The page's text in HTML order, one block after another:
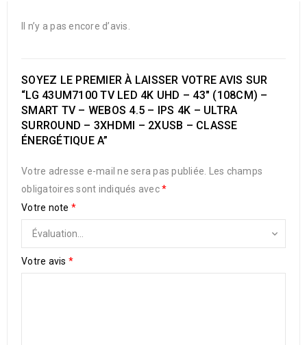
Il n’y a pas encore d’avis.
SOYEZ LE PREMIER À LAISSER VOTRE AVIS SUR
“LG 43UM7100 TV LED 4K UHD – 43″ (108CM) –
SMART TV – WEBOS 4.5 – IPS 4K – ULTRA
SURROUND – 3XHDMI – 2XUSB – CLASSE
ÉNERGÉTIQUE A”
Votre adresse e-mail ne sera pas publiée.
Les champs
obligatoires sont indiqués avec*
Votre note *
Votre avis *